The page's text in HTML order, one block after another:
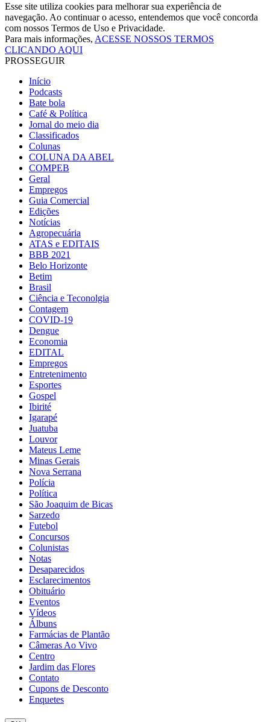
Esse site utiliza cookies para melhorar sua experiência de
navegação. Ao continuar o acesso, entendemos que você concorda
com nossos Termos de Uso e Privacidade.
Para mais informações, ACESSE NOSSOS TERMOS
CLICANDO AQUI
PROSSEGUIR
Início
Podcasts
Bate bola
Café & Política
Jornal do meio dia
Classificados
Colunas
COLUNA DA ABEL
COMPEB
Geral
Empregos
Guia Comercial
Edições
Notícias
Agropecuária
ATAS e EDITAIS
BBB 2021
Belo Horizonte
Betim
Brasil
Ciência e Teconolgia
Contagem
COVID-19
Dengue
Economia
EDITAL
Empregos
Entretenimento
Esportes
Gospel
Ibirité
Igarapé
Juatuba
Louvor
Mateus Leme
Minas Gerais
Nova Serrana
Polícia
Política
São Joaquim de Bicas
Sarzedo
Futebol
Concursos
Colunistas
Notas
Desaparecidos
Esclarecimentos
Obituário
Eventos
Vídeos
Álbuns
Farmácias de Plantão
Câmeras Ao Vivo
Centro
Jardim das Flores
Contato
Cupons de Desconto
Enquetes